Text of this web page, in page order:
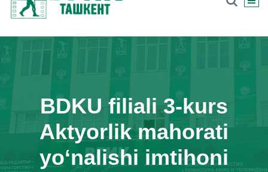
BDKU filiali 3-kurs
Aktyorlik mahorati
yo‘nalishi imtihoni